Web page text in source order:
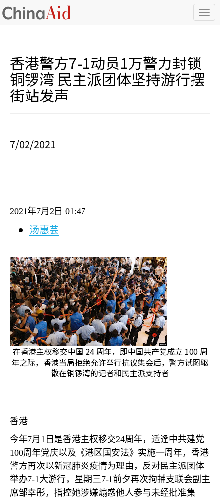
T
o
n
a
香港警方7-1动员1万警力封锁
铜锣湾 民主派团体坚持游行摆
街站发声
7/02/2021
2021年7月 2 日 01:47
汤惠芸
在香港主权移交中国 24 周年，即中国共产党成立 100 周
年之际，香港当局拒绝允许举行抗议集会后，警方试图驱
散在铜锣湾的记者和民主派支持者
香港 —
今年7月 1 日是香港主权移交24周年，适逢中共建党
100周年党庆以及《港区国安法》实施一周年，香港
警方再次以新冠肺炎疫情为理由，反对民主派团体
举办7-1大游行，星期三7-1前夕再次拘捕支联会副主
席邹幸彤，指控她涉嫌煽惑他人参与未经批准集